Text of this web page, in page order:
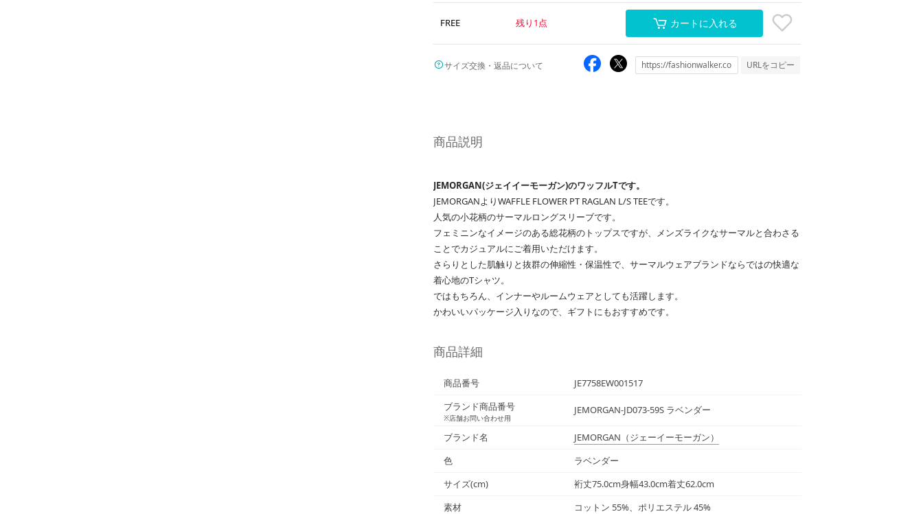
FREE 残り1点 カートに入れる
サイズ交換・返品について URLをコピー
商品説明
JEMORGAN(ジェイイーモーガン)のワッフルTです。
JEMORGANよりWAFFLE FLOWER PT RAGLAN L/S TEEです。
人気の小花柄のサーマルロングスリーブです。
フェミニンなイメージのある総花柄のトップスですが、メンズライクなサーマルと合わさる
ことでカジュアルにご着用いただけます。
さらりとした肌触りと抜群の伸縮性・保温性で、サーマルウェアブランドならではの快適な
着心地のTシャツ。
ではもちろん、インナーやルームウェアとしても活躍します。
かわいいパッケージ入りなので、ギフトにもおすすめです。
商品詳細
商品番号
JE7758EW001517
ブランド商品番号
※店舗お問い合わせ用
JEMORGAN-JD073-59S ラベンダー
ブランド名 JEMORGAN （ジェーイーモーガン）
色
ラベンダー
サイズ(cm)
裄丈75.0cm身幅43.0cm着丈62.0cm
素材
コットン 55%、ポリエステル 45%